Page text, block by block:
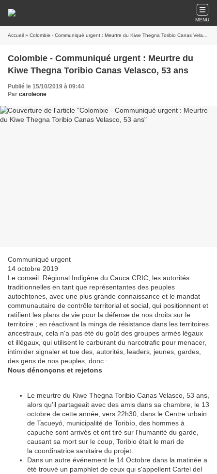
MENU
Accueil » Colombie - Communiqué urgent : Meurtre du Kiwe Thegna Toribio Canas Velasco, 53 ans
Colombie - Communiqué urgent : Meurtre du
Kiwe Thegna Toribio Canas Velasco, 53 ans
Publié le 15/10/2019 à 09:44
Par caroleone
Communiqué urgent
14 octobre 2019
Le conseil Régional Indigène du Cauca CRIC, les autorités
traditionnelles en tant que représentantes des peuples
autochtones, avec une plus grande connaissance et le mandat
communautaire de contrôle territorial et social, qui positionnent et
ratifient les plans de vie pour la défense de nos droits sur le
territoire ; en réactivant la minga de résistance dans les territoires
ancestraux, cela n'a pas été du goût des groupes armés légaux
et illégaux, qui utilisent le carburant du narcotrafic pour menacer,
intimider signaler et tue des, autorités, leaders, jeunes, gardes,
des gens de nos peuples, donc :
Nous dénonçons et rejetons
Le meurtre du Kiwe Thegna Toribio Canas Velasco, 53 ans,
alors qu'il partageait avec des amis dans sa chambre, le 13
octobre de cette année, vers 22h30, dans le Centre urbain
de Tacueyó, municipalité de Toribío, des hommes à
capuche sont arrivés et ont tiré sur l'humanité du garde,
causant sa mort sur le coup, Toribio était le mari de
la coordinatrice sanitaire du projet.
Dans un autre événement le 14 Octobre dans la matinée a
été trouvé un pamphlet de ceux qui s'appellent Cartel del